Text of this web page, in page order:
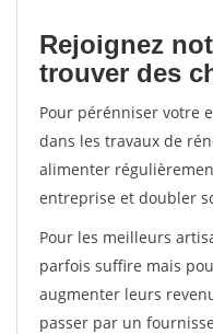
Rejoignez
trouver des
Pour pérénniser votre
dans les travaux de
alimenter
entreprise et doubler
Pour les meilleurs
parfois suffire mais
augmenter leurs
passer par un